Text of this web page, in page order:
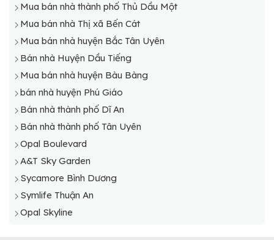
Mua bán nhà thành phố Thủ Dầu Một
Mua bán nhà Thị xã Bến Cát
Mua bán nhà huyện Bắc Tân Uyên
Bán nhà Huyện Dầu Tiếng
Mua bán nhà huyện Bàu Bàng
bán nhà huyện Phú Giáo
Bán nhà thành phố Dĩ An
Bán nhà thành phố Tân Uyên
Opal Boulevard
A&T Sky Garden
Sycamore Bình Dương
Symlife Thuận An
Opal Skyline